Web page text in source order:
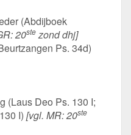
(Abdijboek
20stezond dhj]
Ps. 34d)
(Laus Deo Ps. 130 I;
I) [vgl. MR: 20ste